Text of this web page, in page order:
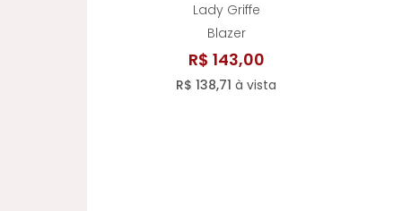
Lady Griffe
Blazer
R$ 143,00
R$ 138,71 à vista